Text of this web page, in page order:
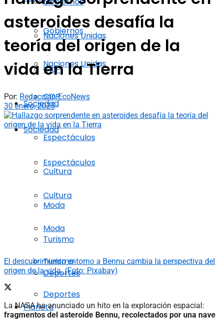
Naciones Unidas
COP
Sociedad
Espectáculos
Cultura
Moda
Turismo
Deportes
Planeta
Gobiernos
Naciones Unidas
COP
Sociedad
Espectáculos
Cultura
Moda
Turismo
Deportes
asteroides desafía la
teoría del origen de la
vida en la Tierra
Por: Redacción EcoNews
30 enero, 2025
El descubrimiento entorno a Bennu cambia la perspectiva del
origen de la vida. (Foto: Pixabay)
La NASA ha anunciado un hito en la exploración espacial:
fragmentos del asteroide Bennu, recolectados por una nave